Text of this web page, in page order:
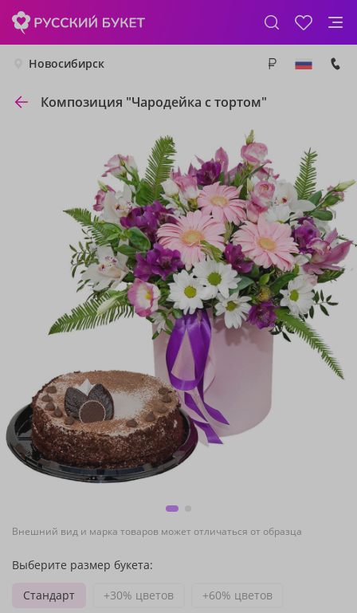
Новосибирск
Композиция "Чародейка с тортом"
Внешний вид и марка товаров может отличаться от образца
Выберите размер букета:
Стандарт
+30% цветов +60% цветов